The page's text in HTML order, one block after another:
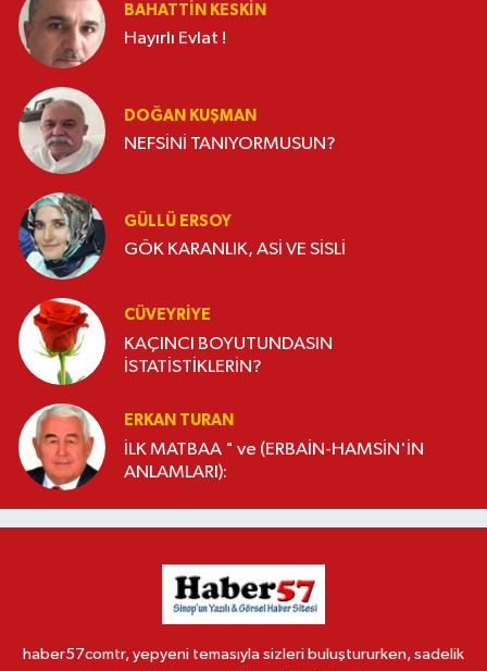
BAHATTIN KESKİN
Hayırlı Evlat !
DOĞAN KUŞMAN
NEFSİNİ TANIYORMUSUN?
GÜLLÜ ERSOY
GÖK KARANLIK, ASİ VE SİSLİ
CÜVEYRIYE
KAÇINCI BOYUTUNDASIN
İSTATİSTİKLERİN?
ERKAN TURAN
İLK MATBAA " ve (ERBAİN-HAMSİN'İN
ANLAMLARI):
haber57comtr, yepyeni temasıyla sizleri buluştururken, sadelik